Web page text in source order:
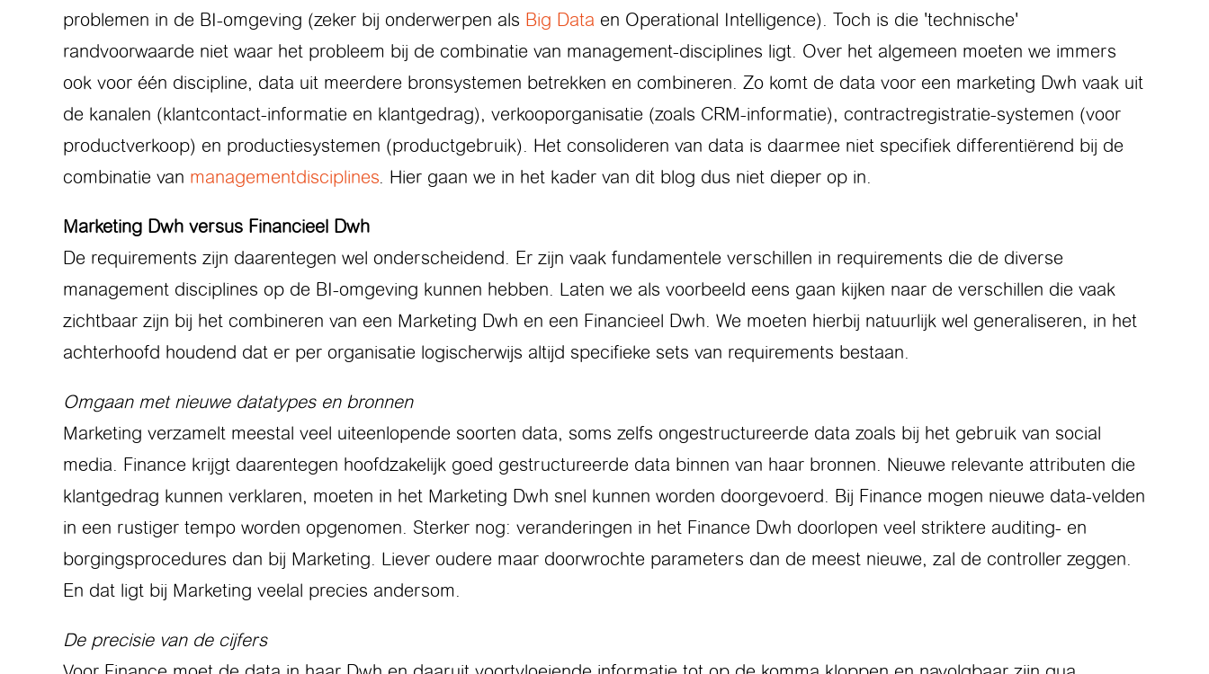
problemen in de BI-omgeving (zeker bij onderwerpen als Big Data en Operational Intelligence). Toch is die 'technische'
randvoorwaarde niet waar het probleem bij de combinatie van management-disciplines ligt. Over het algemeen moeten we immers
ook voor één discipline, data uit meerdere bronsystemen betrekken en combineren. Zo komt de data voor een marketing Dwh vaak uit
de kanalen (klantcontact-informatie en klantgedrag), verkooporganisatie (zoals CRM-informatie), contractregistratie-systemen (voor
productverkoop) en productiesystemen (productgebruik). Het consolideren van data is daarmee niet specifiek differentiërend bij de
combinatie van managementdisciplines . Hier gaan we in het kader van dit blog dus niet dieper op in.
Marketing Dwh versus Financieel Dwh
De requirements zijn daarentegen wel onderscheidend. Er zijn vaak fundamentele verschillen in requirements die de diverse
management disciplines op de BI-omgeving kunnen hebben. Laten we als voorbeeld eens gaan kijken naar de verschillen die vaak
zichtbaar zijn bij het combineren van een Marketing Dwh en een Financieel Dwh. We moeten hierbij natuurlijk wel generaliseren, in het
achterhoofd houdend dat er per organisatie logischerwijs altijd specifieke sets van requirements bestaan.
Omgaan met nieuwe datatypes en bronnen
Marketing verzamelt meestal veel uiteenlopende soorten data, soms zelfs ongestructureerde data zoals bij het gebruik van social
media. Finance krijgt daarentegen hoofdzakelijk goed gestructureerde data binnen van haar bronnen. Nieuwe relevante attributen die
klantgedrag kunnen verklaren, moeten in het Marketing Dwh snel kunnen worden doorgevoerd. Bij Finance mogen nieuwe data-velden
in een rustiger tempo worden opgenomen. Sterker nog: veranderingen in het Finance Dwh doorlopen veel striktere auditing- en
borgingsprocedures dan bij Marketing. Liever oudere maar doorwrochte parameters dan de meest nieuwe, zal de controller zeggen.
En dat ligt bij Marketing veelal precies andersom.
De precisie van de cijfers